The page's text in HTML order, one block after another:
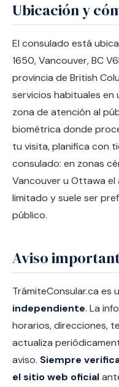
Ubicación y
El consulado está
1650, Vancouver, BC
provincia de British
servicios habituales
zona de atención al
biométrica donde
tu visita, planifica con
consulado: en zonas
Vancouver u Ottawa
limitado y suele ser
público.
Aviso
TrámiteConsular.ca es
independiente. La
horarios, direcciones,
actualiza
aviso. Siempre
el sitio web oficial